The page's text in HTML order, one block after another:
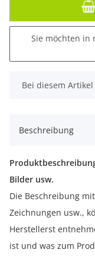
Sie möchten in
x
Bei diesem
Beschreibung
Bilder usw.
Die Beschreibung
Zeichnungen usw.,
Herstellerst
ist und was zum